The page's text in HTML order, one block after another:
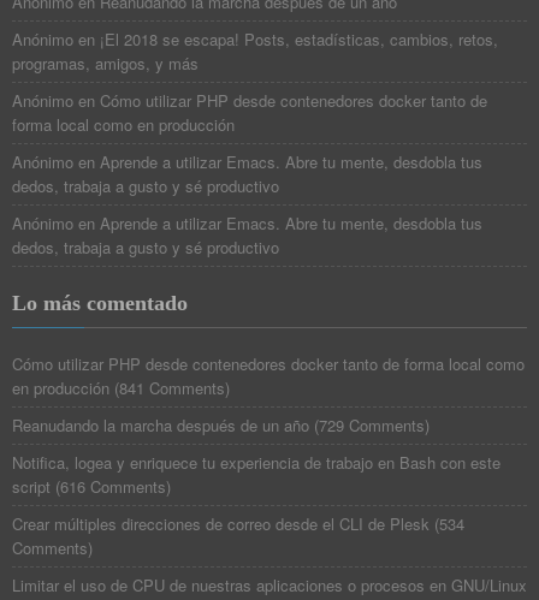
Anónimo en ¡El 2018 se escapa! Posts, estadísticas, cambios, retos,
programas, amigos, y más
Anónimo en Cómo utilizar PHP desde contenedores docker tanto de
forma local como en producción
Anónimo en Aprende a utilizar Emacs. Abre tu mente, desdobla tus
dedos, trabaja a gusto y sé productivo
Anónimo en Aprende a utilizar Emacs. Abre tu mente, desdobla tus
dedos, trabaja a gusto y sé productivo
Lo más comentado
Cómo utilizar PHP desde contenedores docker tanto de forma local como
en producción (841 Comments)
Reanudando la marcha después de un año (729 Comments)
Notifica, logea y enriquece tu experiencia de trabajo en Bash con este
script (616 Comments)
Crear múltiples direcciones de correo desde el CLI de Plesk (534
Comments)
Limitar el uso de CPU de nuestras aplicaciones o procesos en GNU/Linux